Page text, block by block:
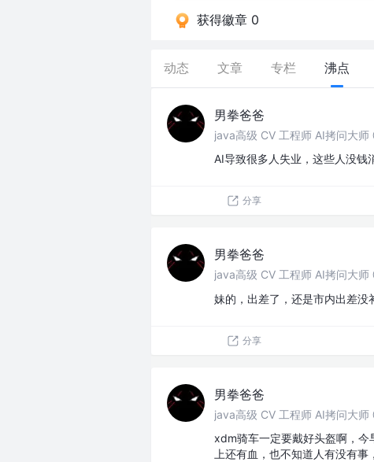
获得徽章 0
动态 文章 专栏 沸点
男拳爸爸
java高级 CV 工程师 AI拷问大师
AI导致很多人失业，这些人没钱
分享
男拳爸爸
java高级 CV 工程师 AI拷问大师
妹的，出差了，还是市内出差没
分享
男拳爸爸
java高级 CV 工程师 AI拷问大师
xdm骑车一定要戴好头盔啊，今
上还有血，也不知道人有没有